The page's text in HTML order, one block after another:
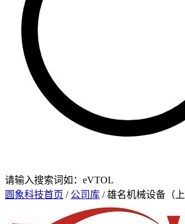
请输入搜索词如：eVTOL
圆象科技首页 / 公司库 / 雄名机械设备（